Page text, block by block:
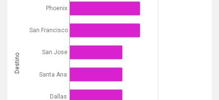
Phoenix
San Francisco
San Jose
Santa Ana
Dallas
Destino